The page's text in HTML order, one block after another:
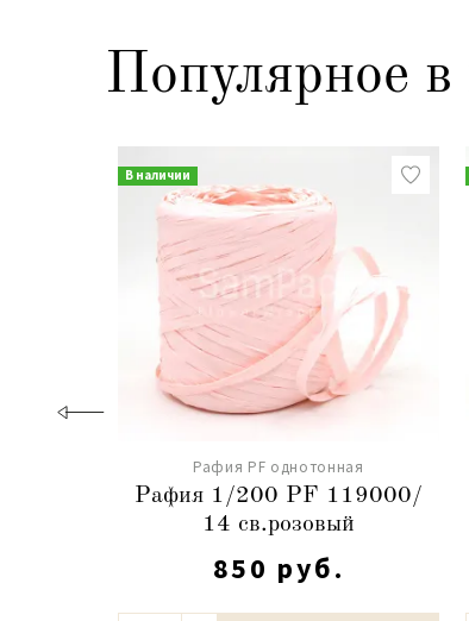
Популярное в
В наличии
Рафия PF однотонная
Рафия 1/200 PF 119000/
14 св.розовый
850 руб.